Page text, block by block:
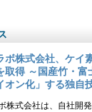
ボ株式会社、ケイ
取得 ～国産竹・富
オン化」する独自
株式会社は、自社開